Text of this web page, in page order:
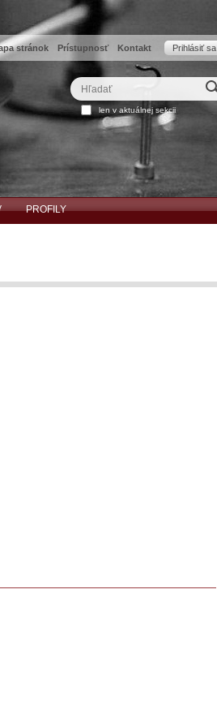
Prihlásiť sa
stránok Prístupnosť Kontakt
Hľadať
len v aktuálnej sekcii
Rozšírené
vyhľadávanie...
PROFILY